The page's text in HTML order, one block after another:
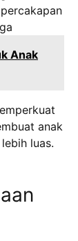
Anak
anak
luas.